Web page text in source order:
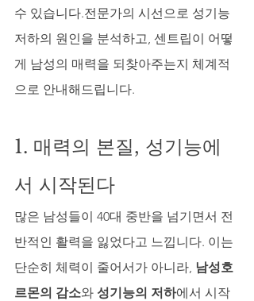
수 있습니다.전문가의 시선으로 성기능
저하의 원인을 분석하고, 센트립이 어떻
게 남성의 매력을 되찾아주는지 체계적
으로 안내해드립니다.
1. 매력의 본질, 성기능에
서 시작된다
많은 남성들이 40대 중반을 넘기면서 전
반적인 활력을 잃었다고 느낍니다. 이는
단순히 체력이 줄어서가 아니라, 남성호
르몬의 감소와 성기능의 저하에서 시작